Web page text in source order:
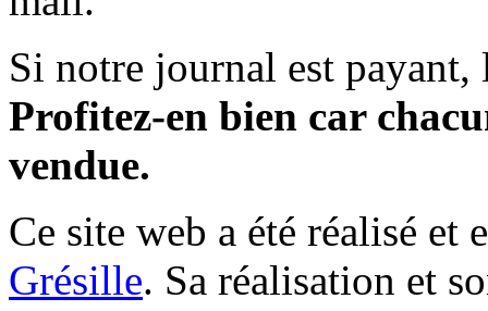
Si notre journal est payant,
Profitez-en bien car
vendue.
Ce site web a été réalisé et
Grésille. Sa réalisation et